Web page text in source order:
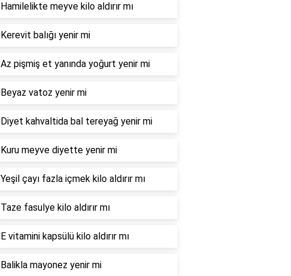
Hamilelikte meyve kilo aldırır mı
Kerevit balığı yenir mi
Az pişmiş et yanında yoğurt yenir mi
Beyaz vatoz yenir mi
Diyet kahvaltida bal tereyağ yenir mi
Kuru meyve diyette yenir mi
Yeşil çayı fazla içmek kilo aldırır mı
Taze fasulye kilo aldırır mı
E vitamini kapsülü kilo aldırır mı
Balikla mayonez yenir mi